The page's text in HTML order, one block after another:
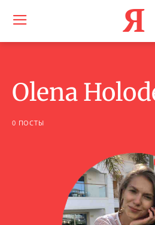
Я
Olena
0 ПОСТЫ